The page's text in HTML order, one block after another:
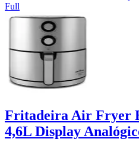
Full
Fritadeira Air Fryer
4,6L Display